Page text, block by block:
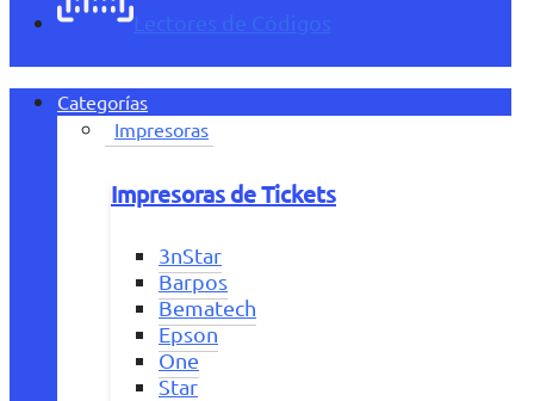
Lectores de Códigos
Categorías
Impresoras
Impresoras de Tickets
3nStar
Barpos
Bematech
Epson
One
Star